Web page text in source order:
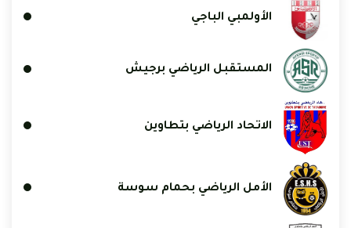
الأولمبي الباجي
المستقبل الرياضي برجيش
الاتحاد الرياضي بتطاوين
الأمل الرياضي بحمام سوسة